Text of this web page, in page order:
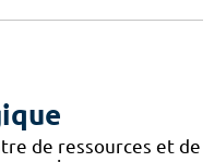
de ressources et de